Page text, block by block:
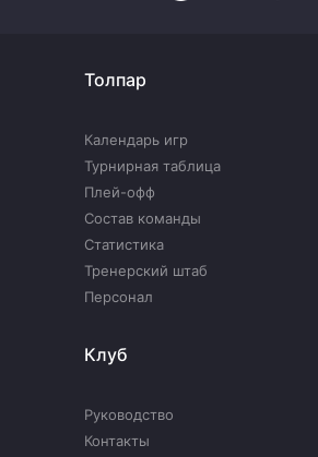
Толпар
Календарь игр
Турнирная таблица
Плей-офф
Состав команды
Статистика
Тренерский штаб
Персонал
Клуб
Руководство
Контакты